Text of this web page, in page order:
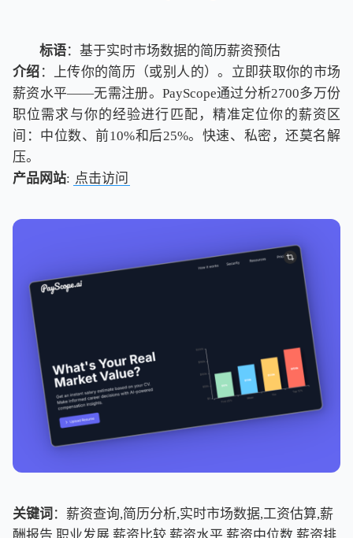
标语：基于实时市场数据的简历薪资预估
介绍 ：上传你的简历（或别人的）。立即获取你的市场
薪资水平——无需注册。PayScope通过分析2700多万份
职位需求与你的经验进行匹配，精准定位你的薪资区
间：中位数、前10%和后25%。快速、私密，还莫名解
压。
产品网站: 点击访问
关键词 ：薪资查询,简历分析,实时市场数据,工资估算,薪
酬报告,职业发展,薪资比较,薪资水平,薪资中位数,薪资排